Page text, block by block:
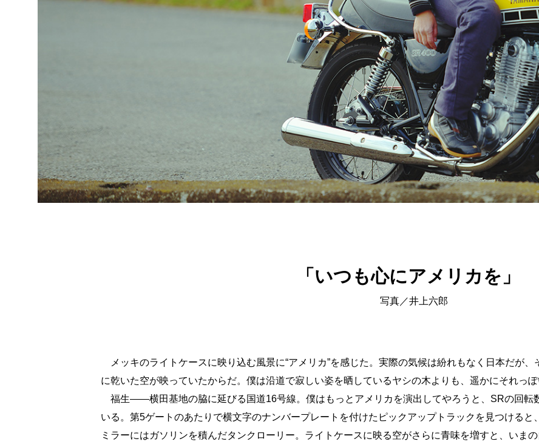
「いつも心にアメリカを」
写真／井上六郎
メッキのライトケースに映り込む風景に“アメリカ”を感じた。実際の気候は紛れもなく日本だが、
に乾いた空が映っていたからだ。僕は沿道で寂しい姿を晒しているヤシの木よりも、遥かにそれっぽ
福生――横田基地の脇に延びる国道16号線。僕はもっとアメリカを演出してやろうと、SRの回転
いる。第5ゲートのあたりで横文字のナンバープレートを付けたピックアップトラックを見つける
ミラーにはガソリンを積んだタンクローリー。ライトケースに映る空がさらに青味を増すと、いま